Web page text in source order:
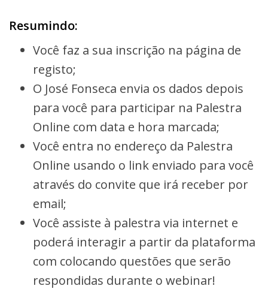
Resumindo:
Você faz a sua inscrição na página de
registo;
O José Fonseca envia os dados depois
para você para participar na Palestra
Online com data e hora marcada;
Você entra no endereço da Palestra
Online usando o link enviado para você
através do convite que irá receber por
email;
Você assiste à palestra via internet e
poderá interagir a partir da plataforma
com colocando questões que serão
respondidas durante o webinar!